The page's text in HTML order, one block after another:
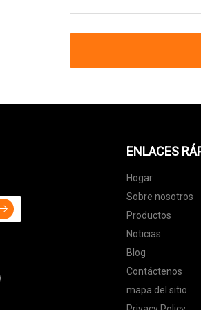
ENLACES
Hogar
Sobre nosotros
Productos
Noticias
Blog
Contáctenos
mapa del sitio